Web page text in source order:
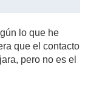
lo que he
que el contacto
pero no es el